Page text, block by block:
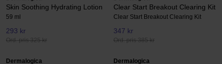
Skin Soothing Hydrating Lotion
59 ml
293 kr
Ord. pris 325 kr
Clear Start Breakout Clearing Kit
Clear Start Breakout Clearing Kit
347 kr
Ord. pris 385 kr
Dermalogica Dermalogica